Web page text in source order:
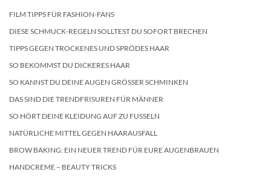
FILM TIPPS FÜR FASHION-FANS
DIESE SCHMUCK-REGELN SOLLTEST DU SOFORT BRECHEN
TIPPS GEGEN TROCKENES UND SPRÖDES HAAR
SO BEKOMMST DU DICKERES HAAR
SO KANNST DU DEINE AUGEN GRÖSSER SCHMINKEN
DAS SIND DIE TRENDFRISUREN FÜR MÄNNER
SO HÖRT DEINE KLEIDUNG AUF ZU FUSSELN
NATÜRLICHE MITTEL GEGEN HAARAUSFALL
BROW BAKING: EIN NEUER TREND FÜR EURE AUGENBRAUEN
HANDCREME – BEAUTY TRICKS